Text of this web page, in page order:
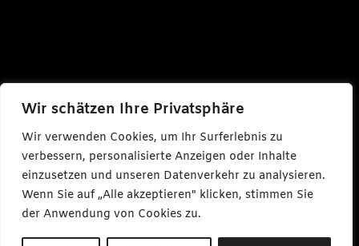
Wir schätzen Ihre Privatsphäre
Wir verwenden Cookies, um Ihr Surferlebnis zu
verbessern, personalisierte Anzeigen oder Inhalte
einzusetzen und unseren Datenverkehr zu analysieren.
Wenn Sie auf „Alle akzeptieren" klicken, stimmen Sie
der Anwendung von Cookies zu.